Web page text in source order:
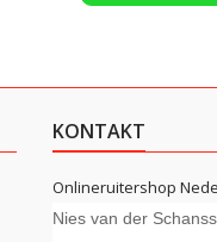
KONTAKT
Onlineruitershop
Nies van der